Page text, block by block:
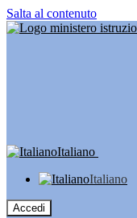
Salta al contenuto
Italiano
Italiano
Accedi